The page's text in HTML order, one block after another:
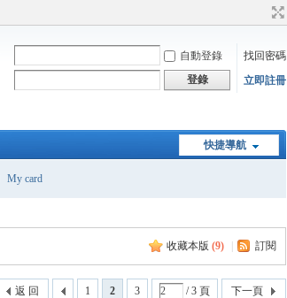
自動登錄
找回密碼
登錄 立即註冊
快捷導航
My card
收藏本版 (9) 訂閱
1 2 3 / 3 頁 下一頁
返 回